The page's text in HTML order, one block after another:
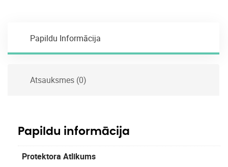
Papildu Informācija
Atsauksmes (0)
Papildu informācija
Protektora Atlikums